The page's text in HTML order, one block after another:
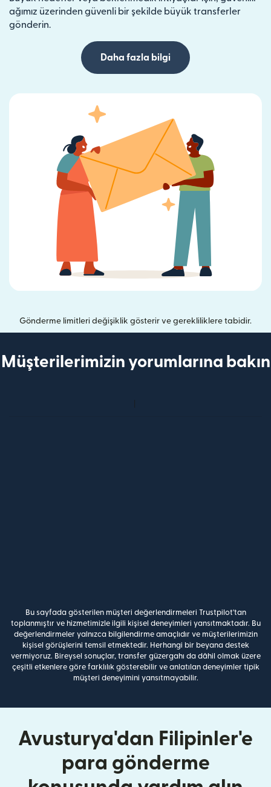
ağımız üzerinden güvenli bir şekilde büyük transferler
gönderin.
Daha fazla bilgi
Gönderme limitleri değişiklik gösterir ve gerekliliklere tabidir.
Müşterilerimizin yorumlarına bakın
Bu sayfada gösterilen müşteri değerlendirmeleri Trustpilot'tan
toplanmıştır ve hizmetimizle ilgili kişisel deneyimleri yansıtmaktadır. Bu
değerlendirmeler yalnızca bilgilendirme amaçlıdır ve müşterilerimizin
kişisel görüşlerini temsil etmektedir. Herhangi bir beyana destek
vermiyoruz. Bireysel sonuçlar, transfer güzergahı da dâhil olmak üzere
çeşitli etkenlere göre farklılık gösterebilir ve anlatılan deneyimler tipik
müşteri deneyimini yansıtmayabilir.
Avusturya'dan Filipinler'e
para gönderme